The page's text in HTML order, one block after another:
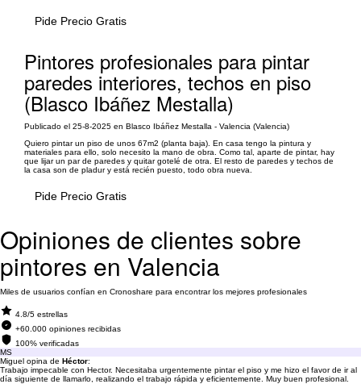
Pide Precio Gratis
Pintores profesionales para pintar
paredes interiores, techos en piso
(Blasco Ibáñez Mestalla)
Publicado el 25-8-2025 en Blasco Ibáñez Mestalla - Valencia (Valencia)
Quiero pintar un piso de unos 67m2 (planta baja). En casa tengo la pintura y
materiales para ello, solo necesito la mano de obra. Como tal, aparte de pintar, hay
que lijar un par de paredes y quitar gotelé de otra. El resto de paredes y techos de
la casa son de pladur y está recién puesto, todo obra nueva.
Pide Precio Gratis
Opiniones de clientes sobre
pintores en Valencia
Miles de usuarios confían en Cronoshare para encontrar los mejores profesionales
4.8/5 estrellas
+60.000 opiniones recibidas
100% verificadas
MS
Miguel opina de Héctor:
Trabajo impecable con Hector. Necesitaba urgentemente pintar el piso y me hizo el favor de ir al
día siguiente de llamarlo, realizando el trabajo rápida y eficientemente. Muy buen profesional.